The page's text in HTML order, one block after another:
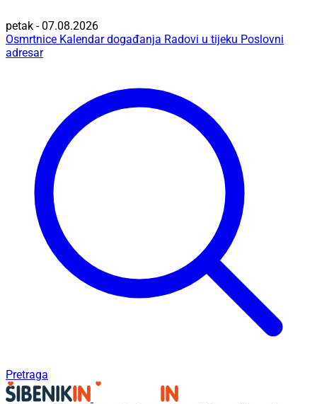
petak - 07.08.2026
Osmrtnice Kalendar događanja Radovi u tijeku Poslovni
adresar
Pretraga